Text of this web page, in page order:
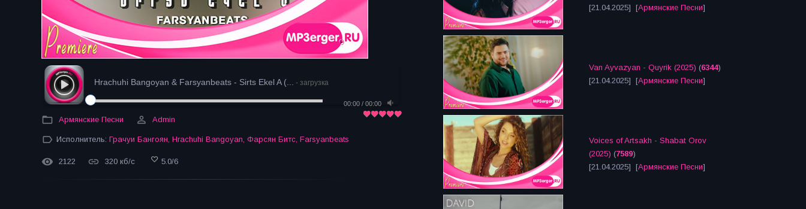
Hrachuhi Bangoyan & Farsyanbeats - Sirts Ekel A (... - загрузка
00:00 / 00:00
Армянские Песни Admin
Исполнитель: Грачуи Бангоян Hrachuhi Bangoyan Фарсян Битс Farsyanbeats
2122 320 кб/с 5.0/6
[21.04.2025] [Армянские Песни]
Van Ayvazyan - Quyrik (2025) (6344)
[21.04.2025] [Армянские Песни]
Voices of Artsakh - Shabat Orov
(2025) (7589)
[21.04.2025] [Армянские Песни]